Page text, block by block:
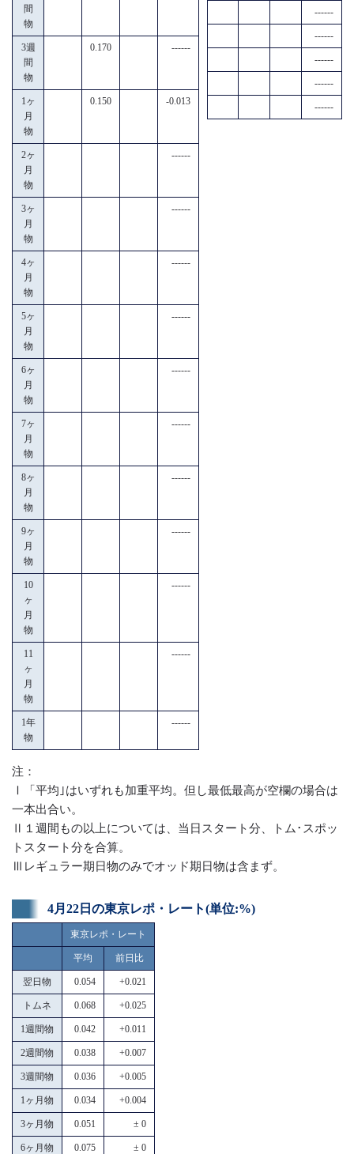
間
物
3週
間
物
0.170 ------
1ヶ
月
物
0.150 -0.013
2ヶ
月
物
------
3ヶ
月
物
------
4ヶ
月
物
------
5ヶ
月
物
------
6ヶ
月
物
------
7ヶ
月
物
------
8ヶ
月
物
------
9ヶ
月
物
------
10
ヶ
月
物
------
11
ヶ
月
物
------
1年
物
------
------
------
------
------
------
注：
Ⅰ「平均｣はいずれも加重平均。但し最低最高が空欄の場合は
一本出合い。
Ⅱ１週間もの以上については、当日スタート分、トム･スポッ
トスタート分を合算。
Ⅲレギュラー期日物のみでオッド期日物は含まず。
4月22日の東京レポ・レート(単位:%)
東京レポ・レート
平均 前日比
翌日物 0.054 +0.021
トムネ 0.068 +0.025
1週間物 0.042 +0.011
2週間物 0.038 +0.007
3週間物 0.036 +0.005
1ヶ月物 0.034 +0.004
3ヶ月物 0.051 ± 0
6ヶ月物 0.075 ± 0